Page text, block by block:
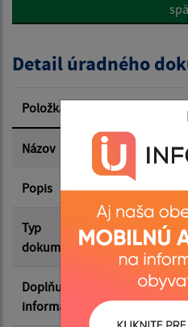
Popis:
Dátum zverejnenia od:
Dátum zverejnenia do:
Filtrovať
Detail úradného
Položka
Názov Zápisnica z
Popis Zápisnica z
Typ
dokumentu
Zasadnutia OZ
Doplňujúce
informácie